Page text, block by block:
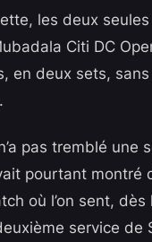
les deux
Citi DC
en deux sets,
pas tremblé une
pourtant montré
où l’on sent,
service